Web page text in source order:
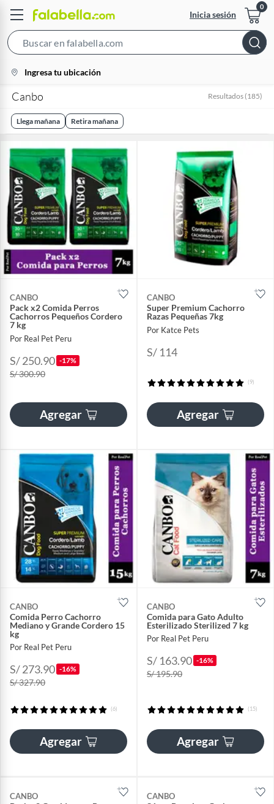
Inicia sesión
Bar
location-
icon
Ingresa tu ubicación
Canbo Resultados (185)
Llega mañana Retira mañana
CANBO
Pack x2 Comida Perros
Cachorros Pequeños Cordero
7 kg
Por Real Pet Peru
S/ 250.90 -17%
S/ 300.90
Agregar
CANBO
Super Premium Cachorro
Razas Pequeñas 7kg
Por Katce Pets
S/ 114
(9)
Agregar
CANBO
Comida Perro Cachorro
Mediano y Grande Cordero 15
kg
Por Real Pet Peru
S/ 273.90 -16%
S/ 327.90
(6)
Agregar
CANBO
Comida para Gato Adulto
Esterilizado Sterilized 7 kg
Por Real Pet Peru
S/ 163.90 -16%
S/ 195.90
(15)
Agregar
CANBO CANBO